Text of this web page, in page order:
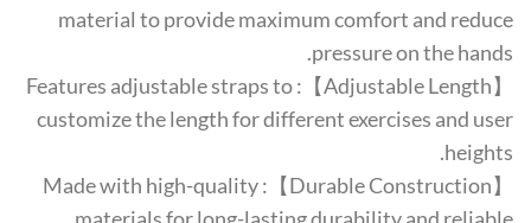
material to provide maximum comfort and reduce
pressure on the hands.
【Adjustable Length】: Features adjustable straps to
customize the length for different exercises and user
heights.
【Durable Construction】: Made with high-quality